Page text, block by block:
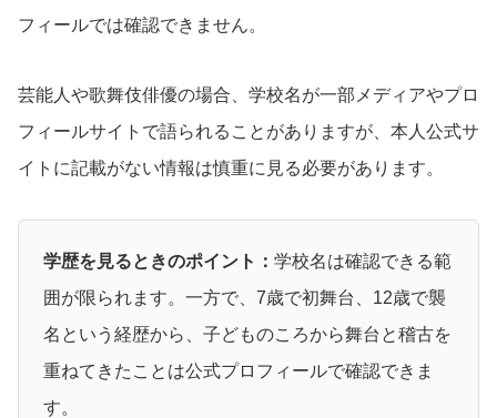
フィールでは確認できません。
芸能人や歌舞伎俳優の場合、学校名が一部メディアやプロ
フィールサイトで語られることがありますが、本人公式サ
イトに記載がない情報は慎重に見る必要があります。
学歴を見るときのポイント： 学校名は確認できる範
囲が限られます。一方で、7歳で初舞台、12歳で襲
名という経歴から、子どものころから舞台と稽古を
重ねてきたことは公式プロフィールで確認できま
す。